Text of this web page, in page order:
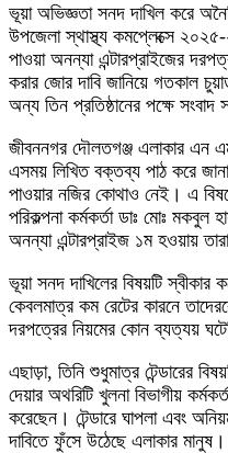
ভূয়া অভিজ্ঞতা সনদ দাখিল করে
উপজেলা স্থাস্থ্য কমপ্লেক্সে ২০২৫-
পাওয়া অনন্যা এন্টারপ্রাইজের
করার জোর দাবি জানিয়ে গতকাল
অন্য তিন প্রতিষ্ঠানের পক্ষে সংবাদ
জীবননগর দৌলতগঞ্জ এলাকার এন এম
এসময় লিখিত বক্তব্য পাঠ করে
পাওয়ার নজির কোথাও নেই। এ
পরিকল্পনা কর্মকর্তা ডাঃ মোঃ মকবুল
অনন্যা এন্টারপ্রাইজ ১ম হওয়ায়
ভূয়া সনদ দাখিলের বিষয়টি স্বীকার
কেবলমাত্র কম রেটের কারনে
দরপত্রের নিয়মের কোন ব্যত্যয়
এছাড়া, তিনি শুধুমাত্র টেন্ডারের
দেয়ার অথরিটি খুলনা বিভাগীয়
করেছেন। টেন্ডারে ঘাপলা এবং
দাবিতে ফুঁসে উঠেছে এলাকার মানুষ।